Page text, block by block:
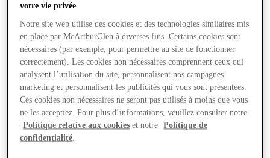
votre vie privée
Notre site web utilise des cookies et des technologies similaires mis
en place par McArthurGlen à diverses fins. Certains cookies sont
nécessaires (par exemple, pour permettre au site de fonctionner
correctement). Les cookies non nécessaires comprennent ceux qui
analysent l’utilisation du site, personnalisent nos campagnes
marketing et personnalisent les publicités qui vous sont présentées.
Ces cookies non nécessaires ne seront pas utilisés à moins que vous
ne les acceptiez. Pour plus d’informations, veuillez consulter notre
Politique relative aux cookies et notre
Politique de
confidentialité.